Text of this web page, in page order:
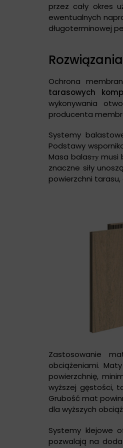
przez cały okres
ewentualnych
długoterminowej
Ochrona
tarasowych
wykonywania
producenta
Systemy
Podstawy
Masa balasту
znaczne siły
powierzchni
Zastosowanie
obciążeniami.
powierzchnię,
wyższej gęstości,
Grubość mat
dla wyższych
Systemy klejowe
pozwalają na